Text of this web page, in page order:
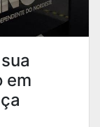
em